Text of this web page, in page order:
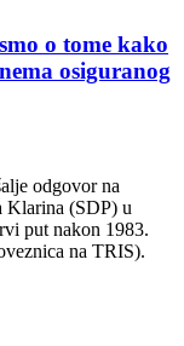
o tome kako
osiguranog
odgovor na
Klarina (SDP) u
put nakon 1983.
na TRIS).